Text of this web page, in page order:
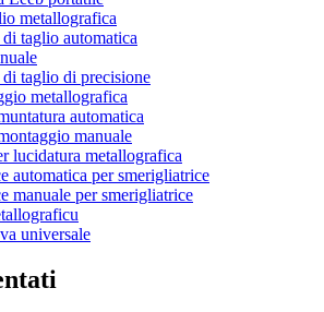
metallografica
taglio automatica
taglio di precisione
metallografica
automatica
manuale
lucidatura metallografica
automatica per smerigliatrice
manuale per smerigliatrice
universale